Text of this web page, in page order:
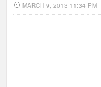
MARCH 9, 2013 11:34 PM